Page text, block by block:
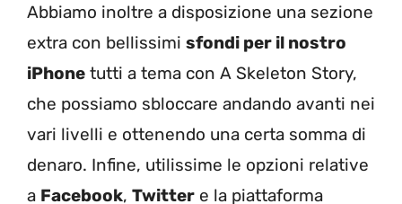
Abbiamo inoltre a disposizione una sezione
extra con bellissimi sfondi per il nostro
iPhone tutti a tema con A Skeleton Story,
che possiamo sbloccare andando avanti nei
vari livelli e ottenendo una certa somma di
denaro. Infine, utilissime le opzioni relative
a Facebook, Twitter e la piattaforma